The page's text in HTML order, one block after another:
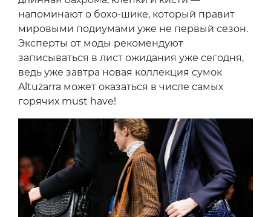
напоминают о бохо-шике, который правит
мировыми подиумами уже не первый сезон.
Эксперты от моды рекомендуют
записываться в лист ожидания уже сегодня,
ведь уже завтра новая коллекция сумок
Altuzarra может оказаться в числе самых
горячих must have!